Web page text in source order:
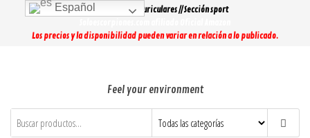
contenido
Lo más buscado: Auriculares // Sección sport
Los precios y la disponibilidad pueden variar en relación a lo publicado.
Feel your environment
Español